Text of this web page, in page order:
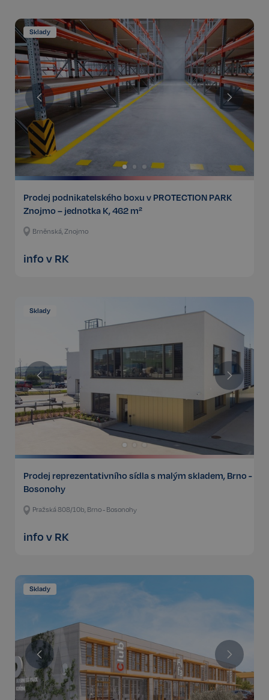
Sklady
Prodej podnikatelského boxu v PROTECTION PARK
Znojmo – jednotka K, 462 m²
Brněnská, Znojmo
info v RK
Sklady
Prodej reprezentativního sídla s malým skladem, Brno -
Bosonohy
Pražská 808/10b, Brno - Bosonohy
info v RK
Sklady